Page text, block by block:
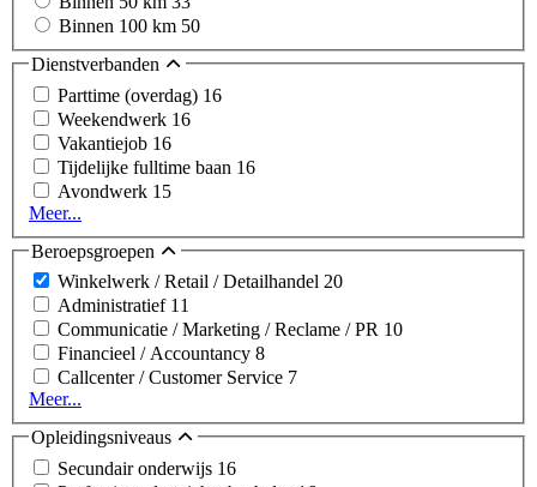
Binnen 100 km 50
Dienstverbanden
Parttime (overdag) 16
Weekendwerk 16
Vakantiejob 16
Tijdelijke fulltime baan 16
Avondwerk 15
Meer...
Beroepsgroepen
Winkelwerk / Retail / Detailhandel 20
Administratief 11
Communicatie / Marketing / Reclame / PR 10
Financieel / Accountancy 8
Callcenter / Customer Service 7
Meer...
Opleidingsniveaus
Secundair onderwijs 16